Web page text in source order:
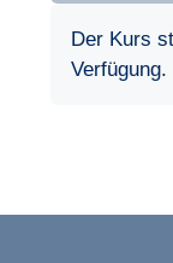
Der Kurs
Verfügung.